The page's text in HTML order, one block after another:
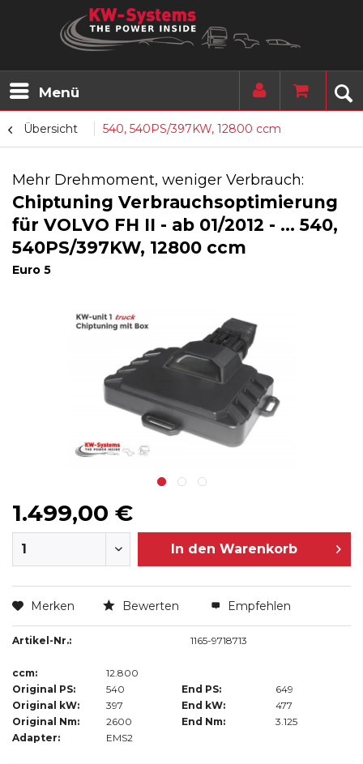
Menü
Übersicht 540, 540PS/397KW, 12800 ccm
Mehr Drehmoment, weniger Verbrauch:
Chiptuning Verbrauchsoptimierung
für VOLVO FH II - ab 01/2012 - ... 540,
540PS/397KW, 12800 ccm
Euro 5
1.499,00 €
In den Warenkorb
Merken Bewerten Empfehlen
Artikel-Nr.: 1165-9718713
ccm:
12.800
Original PS:
540 End PS:
649
Original kW:
397 End kW:
477
Original Nm:
2600 End Nm:
3.125
Adapter:
EMS2